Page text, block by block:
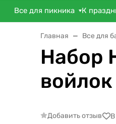
Все для пикника К
Главная Все для
Набор
Добавить отзыв В